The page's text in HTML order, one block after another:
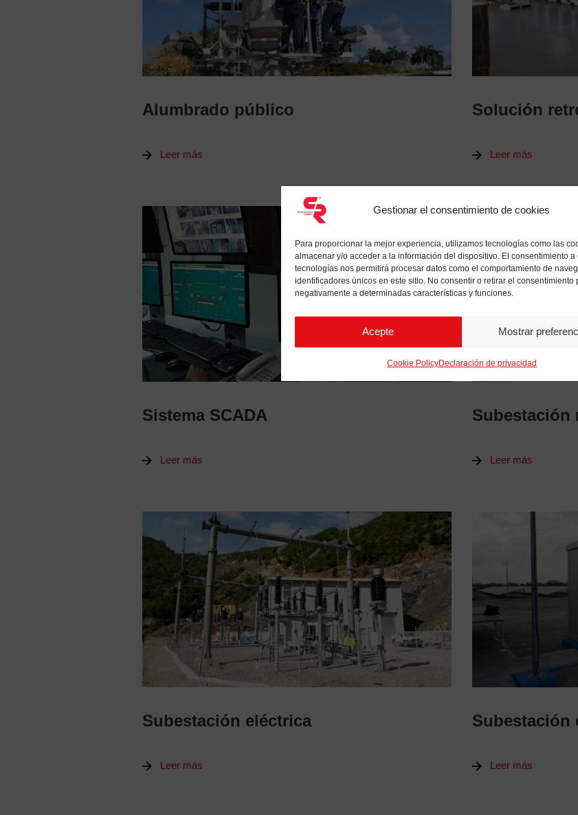
Gestionar el consentimiento de cookies
Para proporcionar la mejor experiencia, utilizamos tecnologías como las
almacenar y/o acceder a la información del dispositivo. El consentimiento a
tecnologías nos permitirá procesar datos como el comportamiento de
identificadores únicos en este sitio. No consentir o retirar el consentimiento
negativamente a determinadas características y funciones.
Acepte Mostrar
Cookie PolicyDeclaración de privacidad
Alumbrado público
Leer más
Solución
Leer más
Sistema SCADA
Leer más
Subestación
Leer más
Subestación eléctrica
Leer más
Subestación
Leer más